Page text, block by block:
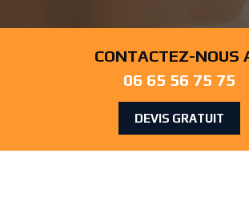
CONTACTEZ-NOUS
06 65 56 75 75
DEVIS GRATUIT